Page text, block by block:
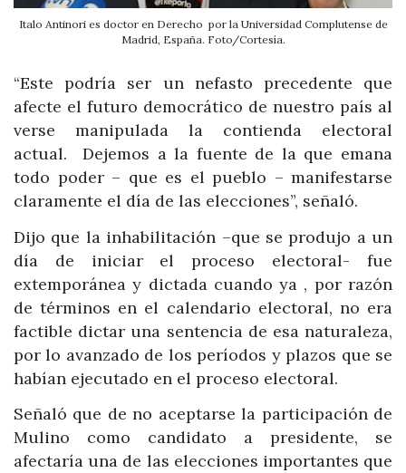
Italo Antinori es doctor en Derecho por la Universidad Complutense de
Madrid, España. Foto/Cortesía.
“Este podría ser un nefasto precedente que
afecte el futuro democrático de nuestro país al
verse manipulada la contienda electoral
actual. Dejemos a la fuente de la que emana
todo poder – que es el pueblo – manifestarse
claramente el día de las elecciones”, señaló.
Dijo que la inhabilitación –que se produjo a un
día de iniciar el proceso electoral- fue
extemporánea y dictada cuando ya , por razón
de términos en el calendario electoral, no era
factible dictar una sentencia de esa naturaleza,
por lo avanzado de los períodos y plazos que se
habían ejecutado en el proceso electoral.
Señaló que de no aceptarse la participación de
Mulino como candidato a presidente, se
afectaría una de las elecciones importantes que